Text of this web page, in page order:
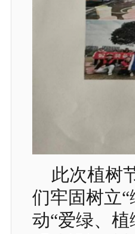
此次植树
们牢固树立
动“爱绿、